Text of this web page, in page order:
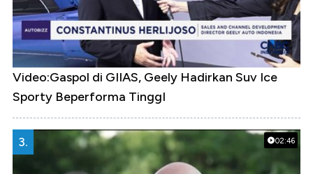
Video:Gaspol di GIIAS, Geely Hadirkan Suv Ice
Sporty Beperforma TinggI
02:46
3.